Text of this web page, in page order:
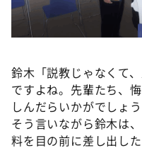
鈴木「説教じゃなくて
ですよね。先輩たち、
しんだらいかがでしょう
そう言いながら鈴木は
料を目の前に差し出した